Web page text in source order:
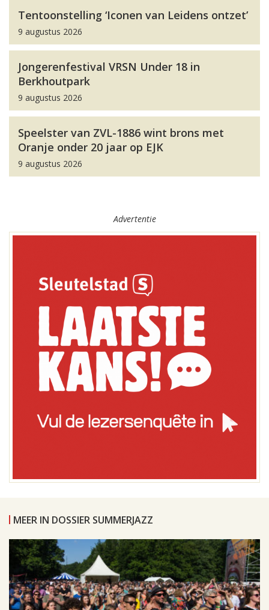
Tentoonstelling ‘Iconen van Leidens ontzet’
9 augustus 2026
Jongerenfestival VRSN Under 18 in
Berkhoutpark
9 augustus 2026
Speelster van ZVL-1886 wint brons met
Oranje onder 20 jaar op EJK
9 augustus 2026
Advertentie
MEER IN DOSSIER SUMMERJAZZ